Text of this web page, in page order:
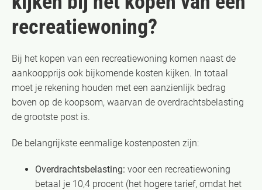
recreatiewoning?
Bij het kopen van een recreatiewoning komen naast de
aankoopprijs ook bijkomende kosten kijken. In totaal
moet je rekening houden met een aanzienlijk bedrag
boven op de koopsom, waarvan de overdrachtsbelasting
de grootste post is.
De belangrijkste eenmalige kostenposten zijn:
Overdrachtsbelasting: voor een recreatiewoning
betaal je 10,4 procent (het hogere tarief, omdat het